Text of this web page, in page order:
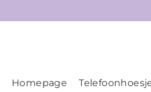
Homepage